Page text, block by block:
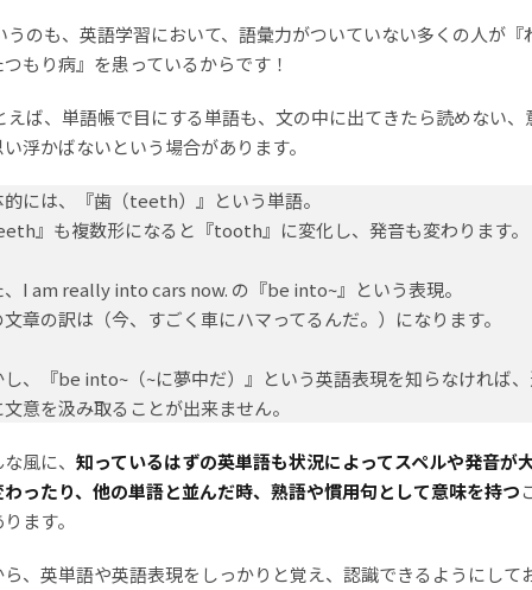
うのも、英語学習において、語彙力がついていない多くの人が『
もり病』を患っているからです！
えば、単語帳で目にする単語も、文の中に出てきたら読めない、
浮かばないという場合があります。
には、『歯（teeth）』という単語。
』も複数形になると『tooth』に変化し、発音も変わります。
、I am really into cars now. の『be into~』という表現。
章の訳は（今、すごく車にハマってるんだ。）になります。
し、『be into~（~に夢中だ）』という英語表現を知らなければ
意を汲み取ることが出来ません。
風に、 知っているはずの英単語も状況によってスペルや発音が
ったり、他の単語と並んだ時、熟語や慣用句として意味を持つ
ます。
ら、英単語や英語表現をしっかりと覚え、認識できるようにして